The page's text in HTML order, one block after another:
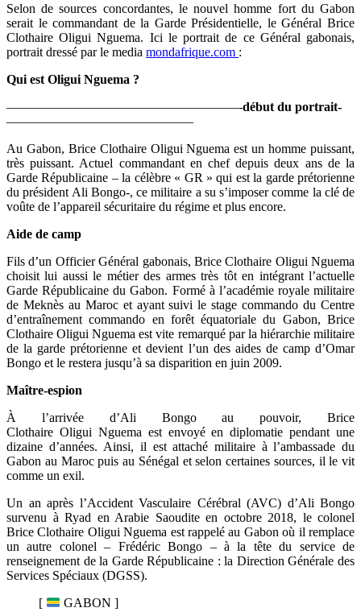
Selon de sources concordantes, le nouvel homme fort du Gabon
serait le commandant de la Garde Présidentielle, le Général Brice
Clothaire Oligui Nguema. Ici le portrait de ce Général gabonais,
portrait dressé par le media mondafrique.com :
Qui est Oligui Nguema ?
——————————————————-début du portrait-
——————————————–
Au Gabon, Brice Clothaire Oligui Nguema est un homme puissant,
très puissant. Actuel commandant en chef depuis deux ans de la
Garde Républicaine – la célèbre « GR » qui est la garde prétorienne
du président Ali Bongo-, ce militaire a su s’imposer comme la clé de
voûte de l’appareil sécuritaire du régime et plus encore.
Aide de camp
Fils d’un Officier Général gabonais, Brice Clothaire Oligui Nguema
choisit lui aussi le métier des armes très tôt en intégrant l’actuelle
Garde Républicaine du Gabon. Formé à l’académie royale militaire
de Meknès au Maroc et ayant suivi le stage commando du Centre
d’entraînement commando en forêt équatoriale du Gabon, Brice
Clothaire Oligui Nguema est vite remarqué par la hiérarchie militaire
de la garde prétorienne et devient l’un des aides de camp d’Omar
Bongo et le restera jusqu’à sa disparition en juin 2009.
Maître-espion
À l’arrivée d’Ali Bongo au pouvoir, Brice
Clothaire Oligui Nguema est envoyé en diplomatie pendant une
dizaine d’années. Ainsi, il est attaché militaire à l’ambassade du
Gabon au Maroc puis au Sénégal et selon certaines sources, il le vit
comme un exil.
Un an après l’Accident Vasculaire Cérébral (AVC) d’Ali Bongo
survenu à Ryad en Arabie Saoudite en octobre 2018, le colonel
Brice Clothaire Oligui Nguema est rappelé au Gabon où il remplace
un autre colonel – Frédéric Bongo – à la tête du service de
renseignement de la Garde Républicaine : la Direction Générale des
Services Spéciaux (DGSS).
[ GABON ]